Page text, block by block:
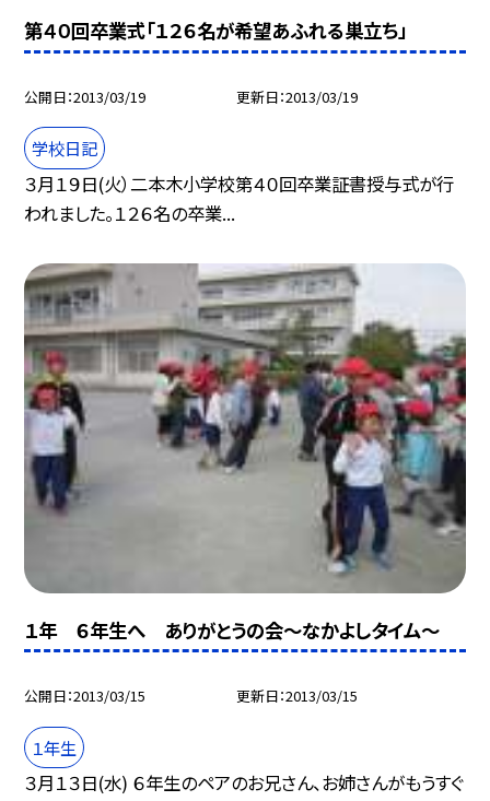
第４０回卒業式「１２６名が希望あふれる巣立ち」
公開日 2013/03/19 更新日 2013/03/19
学校日記
３月１９日(火）二本木小学校第４０回卒業証書授与式が行
われました。１２６名の卒業...
１年 ６年生へ ありがとうの会〜なかよしタイム〜
公開日 2013/03/15 更新日 2013/03/15
１年生
３月１３日(水) ６年生のペアのお兄さん、お姉さんがもうすぐ